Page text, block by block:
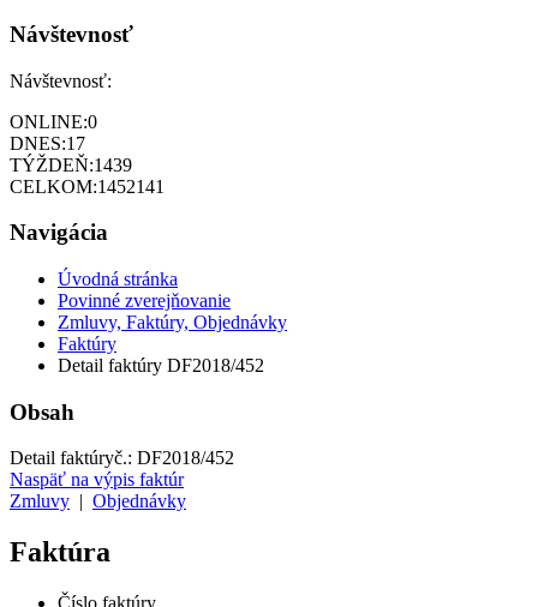
Návštevnosť
Návštevnosť:
ONLINE:0
DNES:17
TÝŽDEŇ:1439
CELKOM:1452141
Navigácia
Úvodná stránka
Povinné zverejňovanie
Zmluvy, Faktúry, Objednávky
Faktúry
Detail faktúry DF2018/452
Obsah
Detail faktúryč.: DF2018/452
Naspäť na výpis faktúr
Zmluvy
Objednávky
Faktúra